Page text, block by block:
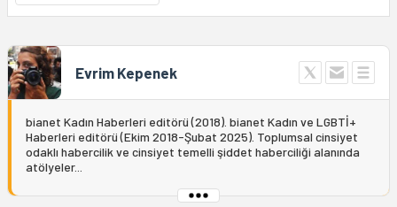
Evrim Kepenek
bianet Kadın Haberleri editörü (2018). bianet Kadın ve LGBTİ+
Haberleri editörü (Ekim 2018-Şubat 2025). Toplumsal cinsiyet
odaklı habercilik ve cinsiyet temelli şiddet haberciliği alanında
atölyeler...